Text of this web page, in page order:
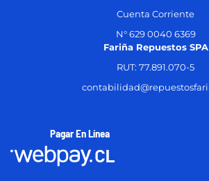
Cuenta Corriente
N° 629 0040 6369
Fariña Repuestos SPA
RUT: 77.891.070-5
Pagar En Línea